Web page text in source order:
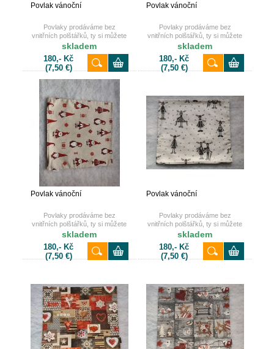
Povlak vánoční
Povlaky prodáváme bez
vnitřních polštářků, ty si můžete
také dokoupit u nás na e-shopu.
skladem
180,- Kč
(7,50 €)
Povlak vánoční
Povlaky prodáváme bez
vnitřních polštářků, ty si můžete
také dokoupit u nás na e-shopu.
skladem
180,- Kč
(7,50 €)
Povlak vánoční
Povlaky prodáváme bez
vnitřních polštářků, ty si můžete
také dokoupit u nás na e-shopu.
skladem
180,- Kč
(7,50 €)
Povlak vánoční
Povlaky prodáváme bez
vnitřních polštářků, ty si můžete
také dokoupit u nás na e-shopu.
skladem
180,- Kč
(7,50 €)